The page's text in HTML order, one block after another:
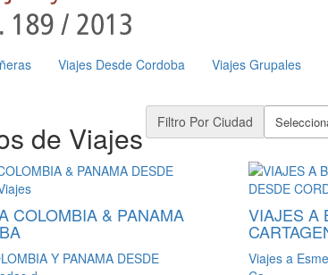
Viajes Desde Cordoba Viajes Grupales
Filtro Por Ciudad
de Viajes
COLOMBIA & PANAMA
Y PANAMA DESDE
VIAJES A
Viajes a